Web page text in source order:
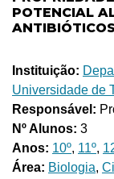
POTENCIAL
ANTIBIÓTICOS
Instituição:
Universidade de
Responsável:
Nº Alunos: 3
Anos: 10º, 11º,
Área: Biologia,